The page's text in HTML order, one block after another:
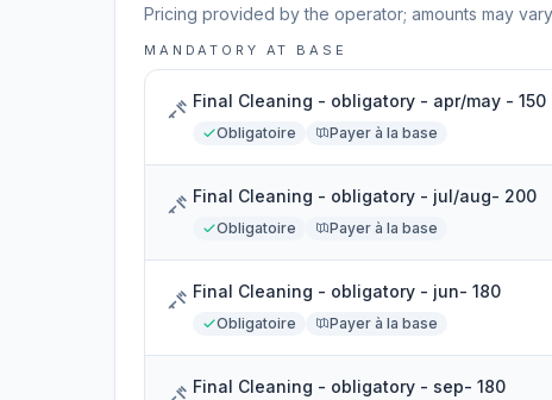
Pricing provided by the operator; amounts may
MANDATORY AT BASE
Final Cleaning - obligatory - apr/may - 150
Obligatoire Payer à la base
Final Cleaning - obligatory - jul/aug- 200
Obligatoire Payer à la base
Final Cleaning - obligatory - jun- 180
Obligatoire Payer à la base
Final Cleaning - obligatory - sep- 180